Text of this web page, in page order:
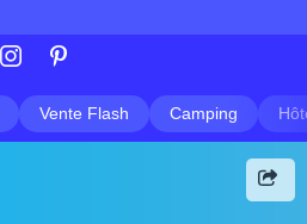
Vente Flash Camping